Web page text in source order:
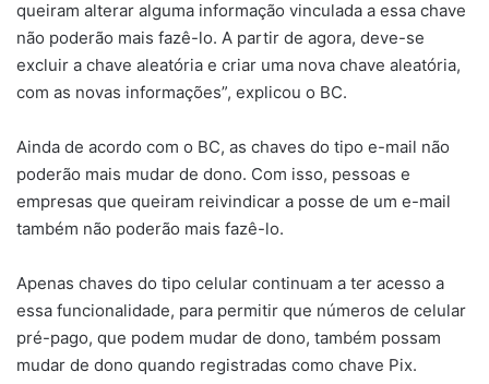
queiram alterar alguma informação vinculada a essa chave
não poderão mais fazê-lo. A partir de agora, deve-se
excluir a chave aleatória e criar uma nova chave aleatória,
com as novas informações”, explicou o BC.
Ainda de acordo com o BC, as chaves do tipo e-mail não
poderão mais mudar de dono. Com isso, pessoas e
empresas que queiram reivindicar a posse de um e-mail
também não poderão mais fazê-lo.
Apenas chaves do tipo celular continuam a ter acesso a
essa funcionalidade, para permitir que números de celular
pré-pago, que podem mudar de dono, também possam
mudar de dono quando registradas como chave Pix.